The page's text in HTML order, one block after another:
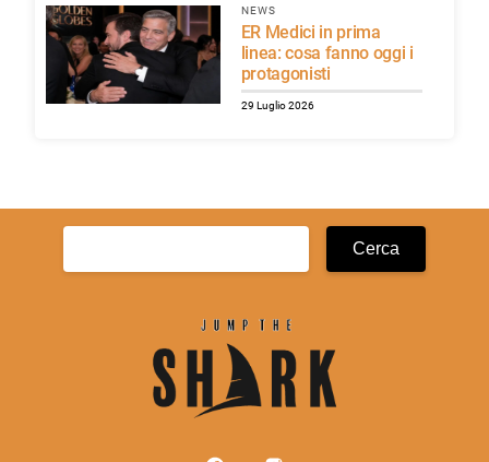
NEWS
ER Medici in prima
linea: cosa fanno oggi i
protagonisti
29 Luglio 2026
Ricerca